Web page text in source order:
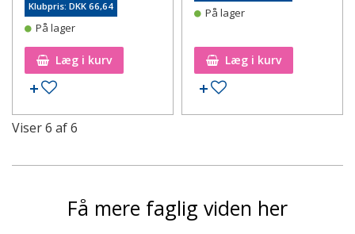
Klubpris: DKK 66,64
På lager
Læg i kurv
Tilføj til ønskeseddel
På lager
Læg i kurv
Tilføj til ønskeseddel
Viser6 af6
Få mere faglig viden her